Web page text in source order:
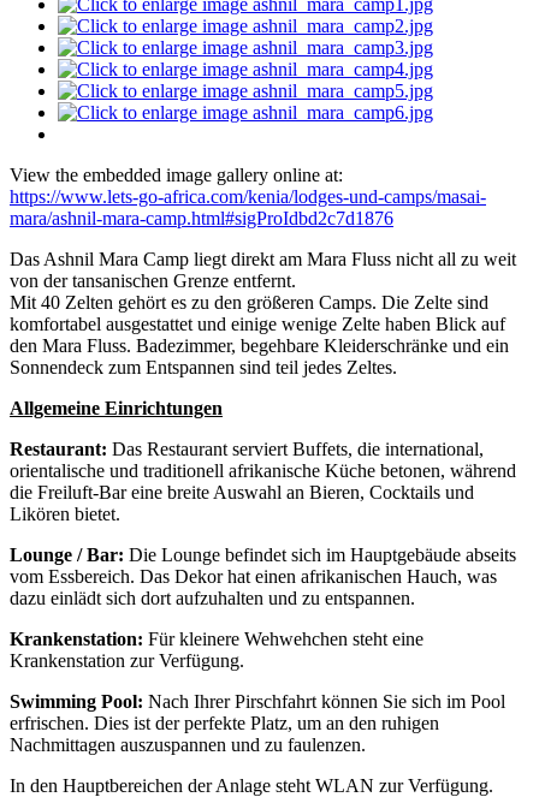
View the embedded image gallery online at:
https://www.lets-go-africa.com/kenia/lodges-und-camps/masai-
mara/ashnil-mara-camp.html#sigProIdbd2c7d1876
Das Ashnil Mara Camp liegt direkt am Mara Fluss nicht all zu weit
von der tansanischen Grenze entfernt.
Mit 40 Zelten gehört es zu den größeren Camps. Die Zelte sind
komfortabel ausgestattet und einige wenige Zelte haben Blick auf
den Mara Fluss. Badezimmer, begehbare Kleiderschränke und ein
Sonnendeck zum Entspannen sind teil jedes Zeltes.
Allgemeine Einrichtungen
Restaurant: Das Restaurant serviert Buffets, die international,
orientalische und traditionell afrikanische Küche betonen, während
die Freiluft-Bar eine breite Auswahl an Bieren, Cocktails und
Likören bietet.
Lounge / Bar: Die Lounge befindet sich im Hauptgebäude abseits
vom Essbereich. Das Dekor hat einen afrikanischen Hauch, was
dazu einlädt sich dort aufzuhalten und zu entspannen.
Krankenstation: Für kleinere Wehwehchen steht eine
Krankenstation zur Verfügung.
Swimming Pool: Nach Ihrer Pirschfahrt können Sie sich im Pool
erfrischen. Dies ist der perfekte Platz, um an den ruhigen
Nachmittagen auszuspannen und zu faulenzen.
In den Hauptbereichen der Anlage steht WLAN zur Verfügung.